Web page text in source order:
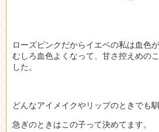
ローズピンクだからイエベの私は血色
むしろ血色よくなって、甘さ控えめの
した。
どんなアイメイクやリップのときでも
急ぎのときはこの子って決めてます。